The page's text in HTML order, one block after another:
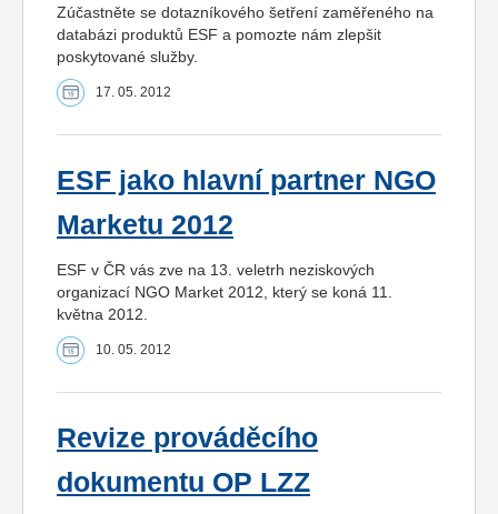
Zúčastněte se dotazníkového šetření zaměřeného na
databázi produktů ESF a pomozte nám zlepšit
poskytované služby.
17. 05. 2012
ESF jako hlavní partner NGO
Marketu 2012
ESF v ČR vás zve na 13. veletrh neziskových
organizací NGO Market 2012, který se koná 11.
května 2012.
10. 05. 2012
Revize prováděcího
dokumentu OP LZZ